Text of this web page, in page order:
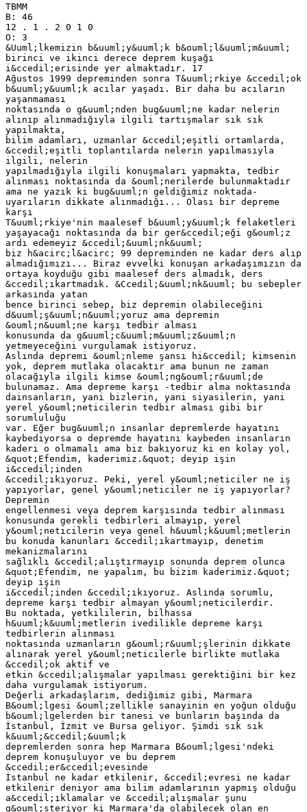
TBMM
B: 46
12 . 1 . 2 0 1 0
O: 3
&Uuml;lkemizin b&uuml;y&uuml;k b&ouml;l&uuml;m&uuml;
birinci ve ikinci derece deprem kuşağı
i&ccedil;erisinde yer almaktadır. 17
Ağustos 1999 depreminden sonra T&uuml;rkiye &ccedil;ok
b&uuml;y&uuml;k acılar yaşadı. Bir daha bu acıların
yaşanmaması
noktasında o g&uuml;nden bug&uuml;ne kadar nelerin
alınıp alınmadığıyla ilgili tartışmalar sık sık
yapılmakta,
bilim adamları, uzmanlar &ccedil;eşitli ortamlarda,
&ccedil;eşitli toplantılarda nelerin yapılmasıyla
ilgili, nelerin
yapılmadığıyla ilgili konuşmaları yapmakta, tedbir
alınması noktasında da &ouml;nerilerde bulunmaktadır
ama ne yazık ki bug&uuml;n geldiğimiz noktada-
uyarıların dikkate alınmadığı... Olası bir depreme
karşı
T&uuml;rkiye'nin maalesef b&uuml;y&uuml;k felaketleri
yaşayacağı noktasında da bir ger&ccedil;eği g&ouml;z
ardı edemeyiz &ccedil;&uuml;nk&uuml;
biz h&acirc;l&acirc; 99 depreminden ne kadar ders alıp
almadığımızı... Biraz evvelki konuşan arkadaşımızın da
ortaya koyduğu gibi maalesef ders almadık, ders
&ccedil;ıkartmadık. &Ccedil;&uuml;nk&uuml; bu sebepler
arkasında yatan
bence birinci sebep, biz depremin olabileceğini
d&uuml;ş&uuml;n&uuml;yoruz ama depremin
&ouml;n&uuml;ne karşı tedbir alması
konusunda da g&uuml;c&uuml;m&uuml;z&uuml;n
yetmeyeceğini vurgulamak istiyoruz.
Aslında depremi &ouml;nleme şansı hi&ccedil; kimsenin
yok, deprem mutlaka olacaktır ama bunun ne zaman
olacağıyla ilgili kimse &ouml;ng&ouml;r&uuml;de
bulunamaz. Ama depreme karşı -tedbir alma noktasında
dainsanların, yani bizlerin, yani siyasilerin, yani
yerel y&ouml;neticilerin tedbir alması gibi bir
sorumluluğu
var. Eğer bug&uuml;n insanlar depremlerde hayatını
kaybediyorsa o depremde hayatını kaybeden insanların
kaderi o olmamalı ama biz bakıyoruz ki en kolay yol,
&quot;Efendim, kaderimiz.&quot; deyip işin
i&ccedil;inden
&ccedil;ıkıyoruz. Peki, yerel y&ouml;neticiler ne iş
yapıyorlar, genel y&ouml;neticiler ne iş yapıyorlar?
Depremin
engellenmesi veya deprem karşısında tedbir alınması
konusunda gerekli tedbirleri almayıp, yerel
y&ouml;neticilerin veya genel h&uuml;k&uuml;metlerin
bu konuda kanunları &ccedil;ıkartmayıp, denetim
mekanizmalarını
sağlıklı &ccedil;alıştırmayıp sonunda deprem olunca
&quot;Efendim, ne yapalım, bu bizim kaderimiz.&quot;
deyip işin
i&ccedil;inden &ccedil;ıkıyoruz. Aslında sorumlu,
depreme karşı tedbir almayan y&ouml;neticilerdir.
Bu noktada, yetkililerin, bilhassa
h&uuml;k&uuml;metlerin ivedilikle depreme karşı
tedbirlerin alınması
noktasında uzmanların g&ouml;r&uuml;şlerinin dikkate
alınarak yerel y&ouml;neticilerle birlikte mutlaka
&ccedil;ok aktif ve
etkin &ccedil;alışmalar yapılması gerektiğini bir kez
daha vurgulamak istiyorum.
Değerli arkadaşlarım, dediğimiz gibi, Marmara
B&ouml;lgesi &ouml;zellikle sanayinin en yoğun olduğu
b&ouml;lgelerden bir tanesi ve bunların başında da
İstanbul, İzmit ve Bursa geliyor. Şimdi sık sık
k&uuml;&ccedil;&uuml;k
depremlerden sonra hep Marmara B&ouml;lgesi'ndeki
deprem konuşuluyor ve bu deprem
&ccedil;er&ccedil;evesinde
İstanbul ne kadar etkilenir, &ccedil;evresi ne kadar
etkilenir deniyor ama bilim adamlarının yapmış olduğu
a&ccedil;ıklamalar ve &ccedil;alışmalar şunu
g&ouml;steriyor ki Marmara'da olabilecek olan en